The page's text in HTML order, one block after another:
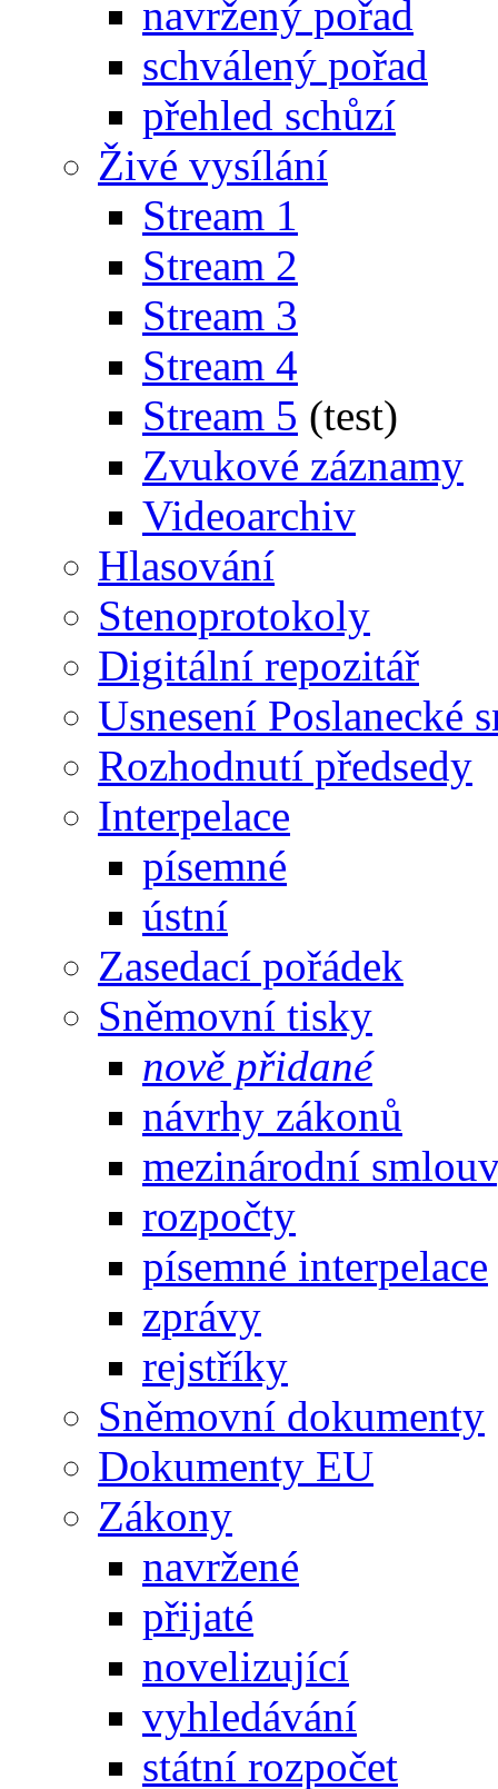
navržený pořad
schválený pořad
přehled schůzí
Živé vysílání
Stream 1
Stream 2
Stream 3
Stream 4
Stream 5 (test)
Zvukové záznamy
Videoarchiv
Hlasování
Stenoprotokoly
Digitální repozitář
Usnesení Poslanecké
Rozhodnutí předsedy
Interpelace
písemné
ústní
Zasedací pořádek
Sněmovní tisky
nově přidané
návrhy zákonů
mezinárodní
rozpočty
písemné interpelace
zprávy
rejstříky
Sněmovní dokumenty
Dokumenty EU
Zákony
navržené
přijaté
novelizující
vyhledávání
státní rozpočet